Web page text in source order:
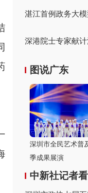
湛江首例政务大
深港院士专家献
图说广东
深圳市全民艺术普
季成果展演
中新社记者